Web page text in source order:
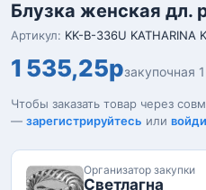
Блузка женская дл.
Артикул: KK-B-336U KATHARINA
1 535,25рзакупочная
Чтобы заказать товар через
— зарегистрируйтесь или
Организатор закупки
Светлагна